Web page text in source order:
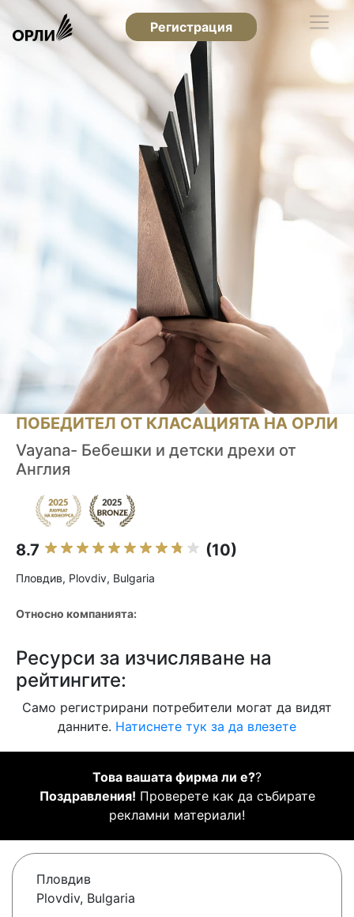
Регистрация
ПОБЕДИТЕЛ ОТ КЛАСАЦИЯТА НА ОРЛИ
Vayana- Бебешки и детски дрехи от
Англия
8.7 (10)
Пловдив, Plovdiv, Bulgaria
Относно компанията:
Ресурси за изчисляване на
рейтингите:
Само регистрирани потребители могат да видят
данните. Натиснете тук за да влезете
Това вашата фирма ли е??
Поздравления! Проверете как да събирате
рекламни материали!
Пловдив
Plovdiv, Bulgaria